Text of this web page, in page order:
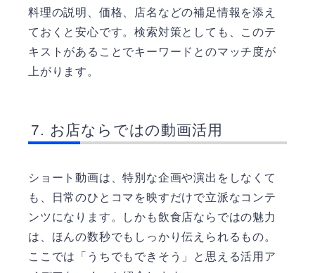
料理の説明、価格、店名などの補足情報を添え
ておくと安心です。検索対策としても、このテ
キストがあることでキーワードとのマッチ度が
上がります。
お店ならではの動画活用
ショート動画は、特別な企画や演出をしなくて
も、日常のひとコマを映すだけで立派なコンテ
ンツになります。しかも飲食店ならではの魅力
は、ほんの数秒でもしっかり伝えられるもの。
ここでは「うちでもできそう」と思える活用ア